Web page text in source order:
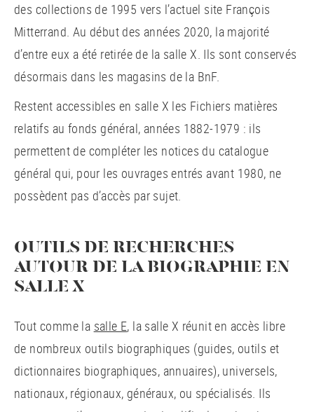
des collections de 1995 vers l’actuel site François
Mitterrand. Au début des années 2020, la majorité
d’entre eux a été retirée de la salle X. Ils sont conservés
désormais dans les magasins de la BnF.
Restent accessibles en salle X les Fichiers matières
relatifs au fonds général, années 1882-1979 : ils
permettent de compléter les notices du catalogue
général qui, pour les ouvrages entrés avant 1980, ne
possèdent pas d’accès par sujet.
OUTILS DE RECHERCHES
AUTOUR DE LA BIOGRAPHIE EN
SALLE X
Tout comme la salle E, la salle X réunit en accès libre
de nombreux outils biographiques (guides, outils et
dictionnaires biographiques, annuaires), universels,
nationaux, régionaux, généraux, ou spécialisés. Ils